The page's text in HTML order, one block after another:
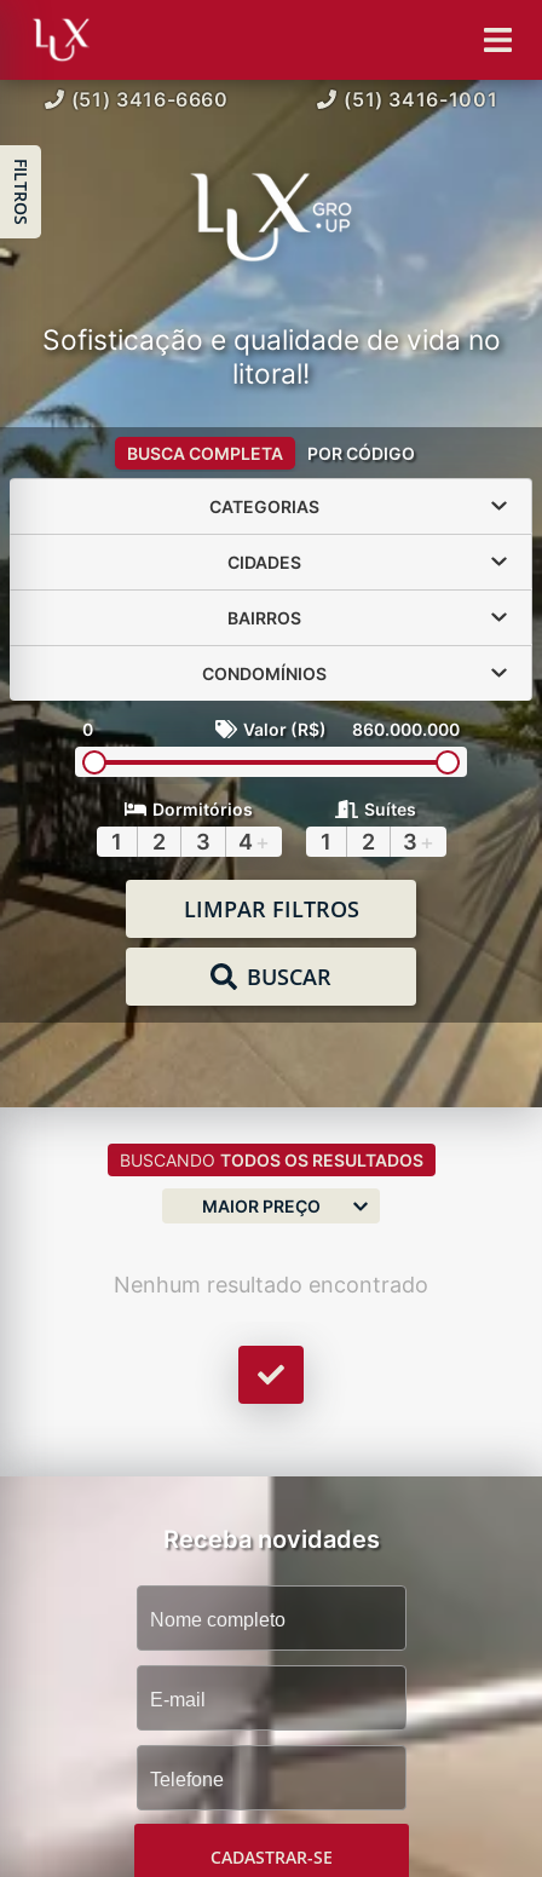
(51) 3416-6660 (51) 3416-1001
Sofisticação e qualidade de vida no
litoral!
BUSCA COMPLETA POR CÓDIGO
CATEGORIAS
CIDADES
BAIRROS
CONDOMÍNIOS
0 Valor (R$) 860.000.000
Dormitórios
1 2 3 4 +
Suítes
1 2 3 +
LIMPAR FILTROS
BUSCAR
FILTROS
BUSCANDO TODOS OS RESULTADOS
MAIOR PREÇO
Nenhum resultado encontrado
Receba novidades
CADASTRAR-SE